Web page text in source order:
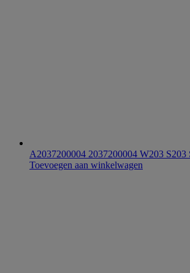
A2037200004 2037200004 W203 S203
Toevoegen aan winkelwagen